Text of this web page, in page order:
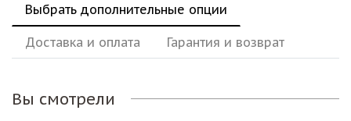
Выбрать дополнительные опции
Доставка и оплата Гарантия и возврат
Вы смотрели